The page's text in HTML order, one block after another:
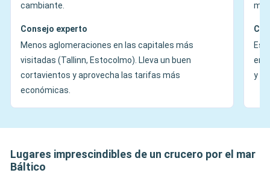
cambiante.
Consejo experto
Menos aglomeraciones en las capitales más
visitadas (Tallinn, Estocolmo). Lleva un buen
cortavientos y aprovecha las tarifas más
económicas.
Es
en
y el
Lugares imprescindibles de un crucero por el mar
Báltico